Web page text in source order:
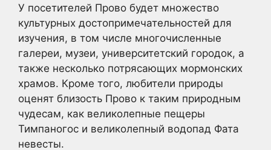
У посетителей Прово будет множество
культурных достопримечательностей для
изучения, в том числе многочисленные
галереи, музеи, университетский городок, а
также несколько потрясающих мормонских
храмов. Кроме того, любители природы
оценят близость Прово к таким природным
чудесам, как великолепные пещеры
Тимпаногос и великолепный водопад Фата
невесты.